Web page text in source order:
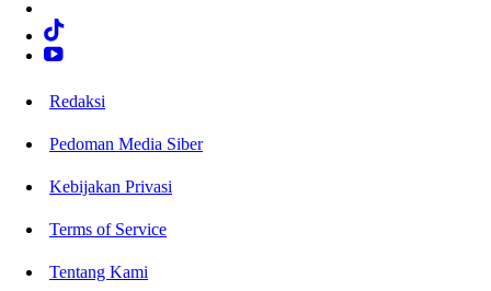
Redaksi
Pedoman Media Siber
Kebijakan Privasi
Terms of Service
Tentang Kami